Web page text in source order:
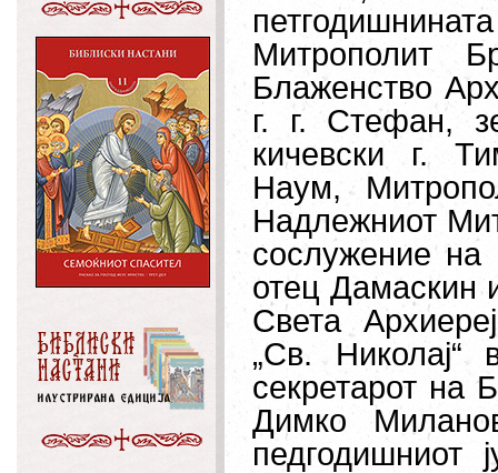
пет
Митрополит
Блаженство
г. г. Стефан,
кичевски г.
Наум,
Надлежниот
сослужение на
отец
Света
„Св. Николај“
секретарот на
Димко
педгодишниот